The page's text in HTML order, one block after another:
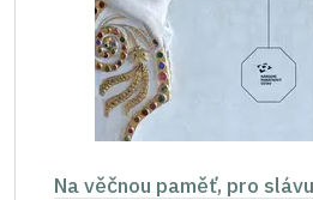
Na věčnou paměť, pro